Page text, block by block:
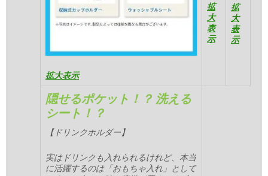
拡大表示
拡
大
表
示
拡
大
表
示
隠せるポケット！？ 洗える
シート！？
【ドリンクホルダー】
実はドリンクも入れられるけれど、本当
に活躍するのは「おもちゃ入れ」として